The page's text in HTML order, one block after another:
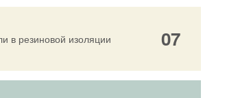
в резиновой изоляции 07